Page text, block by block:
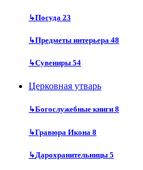
↳Посуда 23
↳Предметы интерьера 48
↳Сувениры 54
Церковная утварь
↳Богослужебные книги 8
↳Гравюра Икона 8
↳Дарохранительницы 5